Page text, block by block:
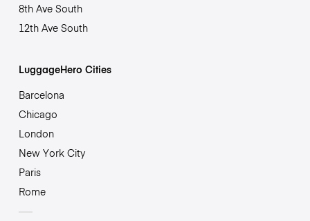
8th Ave South
12th Ave South
LuggageHero Cities
Barcelona
Chicago
London
New York City
Paris
Rome